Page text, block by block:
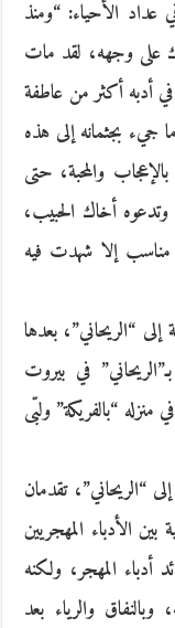
عداد الأحياء: “ومنذ
على وجهه، لقد مات
أدبه أكثر من عاطفة
جيء بجثمانه إلى هذه
والمحبة، حتى
أخاك الحبيب،
مناسب إلا شهدت فيه
“الريحاني”، بعدها
في بيروت
منزله “بالفريكة” ولبّى
“الريحاني”، تقدمان
الأدباء المهجريين
أدباء المهجر، ولكنه
والرياء بعد